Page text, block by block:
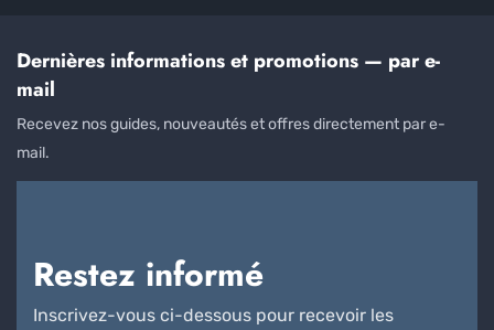
Dernières informations et promotions — par e-
mail
Recevez nos guides, nouveautés et offres directement par e-
mail.
Restez informé
Inscrivez-vous ci-dessous pour recevoir les